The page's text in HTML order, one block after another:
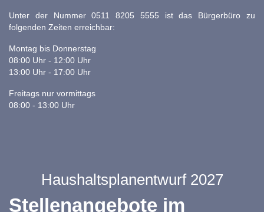
Unter der Nummer 0511 8205 5555 ist das Bürgerbüro zu
folgenden Zeiten erreichbar:
Montag bis Donnerstag
08:00 Uhr - 12:00 Uhr
13:00 Uhr - 17:00 Uhr
Freitags nur vormittags
08:00 - 13:00 Uhr
Haushaltsplanentwurf 2027
Stellenangebote im